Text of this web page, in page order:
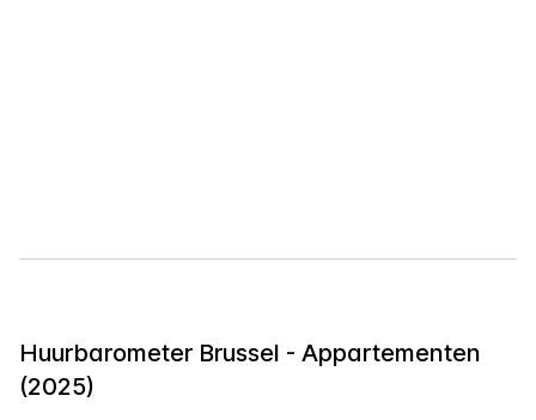
Huurbarometer Brussel - Appartementen
(2025)